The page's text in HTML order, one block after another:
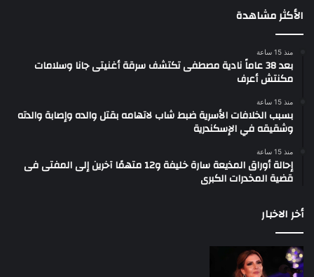
الأكثر مشاهدة
منذ 15 ساعة
بعد 38 عاماً نادية مصطفى تكتشف سرقة أغنيتى جانا وسلامات
مكنتش أعرف
منذ 15 ساعة
بسبب الخلافات الأسرية ضبط شاب لاتهامه بقتل والده وإصابة والدته
وشقيقه في الإسكندرية
منذ 15 ساعة
إحالة أوراق المذيعة سارة خليفة و12 متهمًا آخرين إلى المفتى فى
قضية المخدرات الكبرى
أخر الاخبار